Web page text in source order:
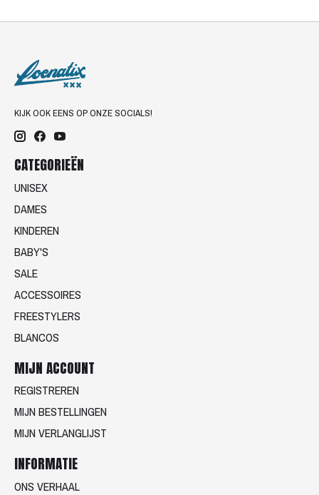
KIJK OOK EENS OP ONZE SOCIALS!
CATEGORIEËN
UNISEX
DAMES
KINDEREN
BABY'S
SALE
ACCESSOIRES
FREESTYLERS
BLANCOS
MIJN ACCOUNT
REGISTREREN
MIJN BESTELLINGEN
MIJN VERLANGLIJST
INFORMATIE
ONS VERHAAL